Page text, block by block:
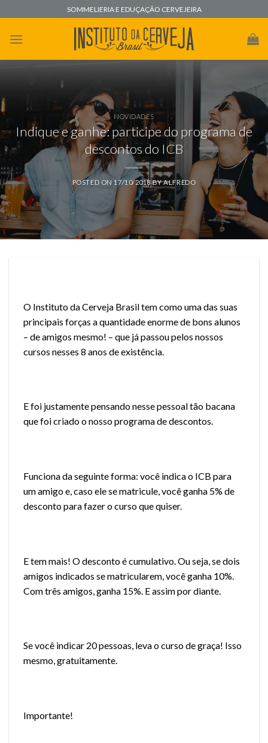
to
content
SOMMELIERIA E EDUÇAÇÃO CERVEJEIRA
NOVIDADES
Indique e ganhe: participe do programa de
descontos do ICB
POSTED ON 17/10/2018BYALFREDO
O Instituto da Cerveja Brasil tem como uma das suas
principais forças a quantidade enorme de bons alunos
– de amigos mesmo! – que já passou pelos nossos
cursos nesses 8 anos de existência.
E foi justamente pensando nesse pessoal tão bacana
que foi criado o nosso programa de descontos.
Funciona da seguinte forma: você indica o ICB para
um amigo e, caso ele se matricule, você ganha 5% de
desconto para fazer o curso que quiser.
E tem mais! O desconto é cumulativo. Ou seja, se dois
amigos indicados se matricularem, você ganha 10%.
Com três amigos, ganha 15%. E assim por diante.
Se você indicar 20 pessoas, leva o curso de graça! Isso
mesmo, gratuitamente.
Importante!